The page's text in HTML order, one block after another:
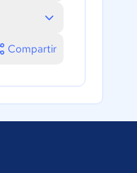
Compartir